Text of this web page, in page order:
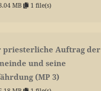
MB 1 file(s)
priesterliche Auftrag der
und seine
(MP 3)